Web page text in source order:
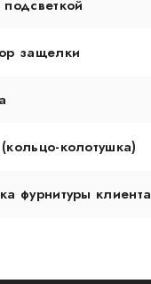
защелки
колотушка)
фурнитуры клиента